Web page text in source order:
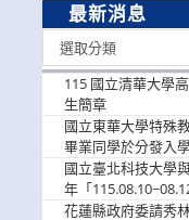
最新消息
選取分類
115 國立清華大學
生簡章
國立東華大學特殊
畢業同學於分發入
國立臺北科技大學
年「
歡迎學生踴躍報名
花蓮縣政府委請秀